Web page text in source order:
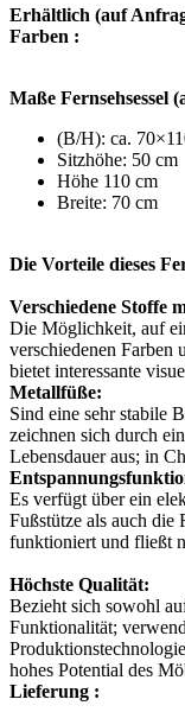
Erhältlich (auf
Farben :
Maße Fernsehsessel
(B/H): ca.
Sitzhöhe: 50 cm
Höhe 110 cm
Breite: 70 cm
Die Vorteile dieses
Verschiedene Stoffe
Die Möglichkeit, auf
verschiedenen Farben
bietet interessante
Metallfüße:
Sind eine sehr stabile
zeichnen sich durch
Lebensdauer aus; in
Es verfügt über ein
Fußstütze als auch die
funktioniert und fließt
Höchste Qualität:
Bezieht sich sowohl
Funktionalität;
hohes Potential des
Lieferung :